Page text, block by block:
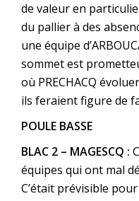
de valeur en
du pallier à des
une équipe
sommet est
où PRECHACQ
ils feraient figure de
POULE BASSE
BLAC 2 – MAGESCQ :
équipes qui ont mal
C’était prévisible